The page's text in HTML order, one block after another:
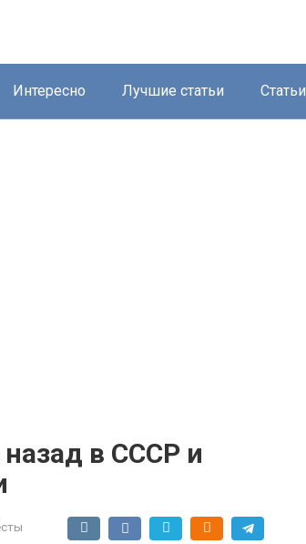
Интересно Лучшие статьи Статьи
в СССР и